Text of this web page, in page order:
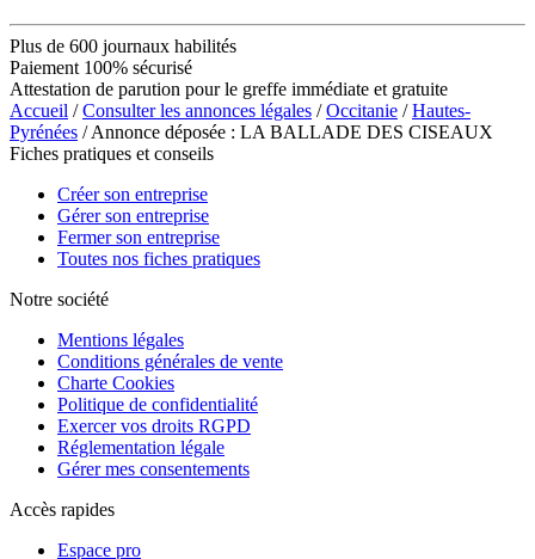
Plus de 600 journaux habilités
Paiement 100% sécurisé
Attestation de parution pour le greffe immédiate et gratuite
Accueil /Consulter les annonces légales /Occitanie /Hautes-
Pyrénées / Annonce déposée : LA BALLADE DES CISEAUX
Fiches pratiques et conseils
Créer son entreprise
Gérer son entreprise
Fermer son entreprise
Toutes nos fiches pratiques
Notre société
Mentions légales
Conditions générales de vente
Charte Cookies
Politique de confidentialité
Exercer vos droits RGPD
Réglementation légale
Gérer mes consentements
Accès rapides
Espace pro